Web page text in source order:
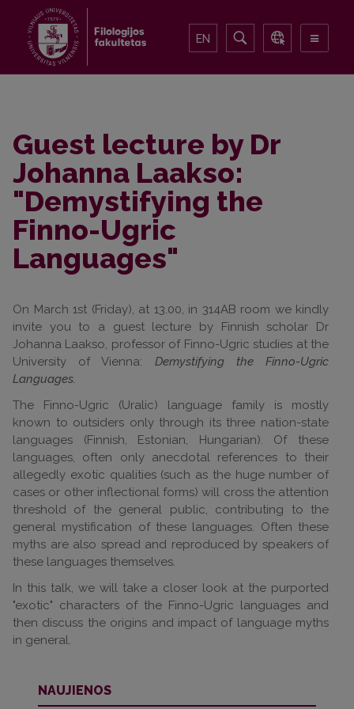
EN
Guest lecture by Dr
Johanna Laakso:
"Demystifying the
Finno-Ugric
Languages"
On March 1st (Friday), at 13.00, in 314AB room we kindly
invite you to a guest lecture by Finnish scholar Dr
Johanna Laakso, professor of Finno-Ugric studies at the
University of Vienna: Demystifying the Finno-Ugric
Languages.
The Finno-Ugric (Uralic) language family is mostly
known to outsiders only through its three nation-state
languages (Finnish, Estonian, Hungarian). Of these
languages, often only anecdotal references to their
allegedly exotic qualities (such as the huge number of
cases or other inflectional forms) will cross the attention
threshold of the general public, contributing to the
general mystification of these languages. Often these
myths are also spread and reproduced by speakers of
these languages themselves.
In this talk, we will take a closer look at the purported
"exotic" characters of the Finno-Ugric languages and
then discuss the origins and impact of language myths
in general.
NAUJIENOS